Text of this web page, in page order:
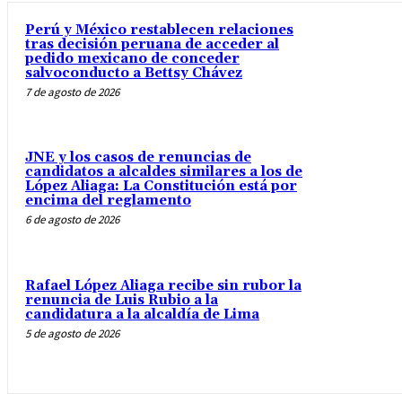
Perú y México restablecen relaciones
tras decisión peruana de acceder al
pedido mexicano de conceder
salvoconducto a Bettsy Chávez
7 de agosto de 2026
JNE y los casos de renuncias de
candidatos a alcaldes similares a los de
López Aliaga: La Constitución está por
encima del reglamento
6 de agosto de 2026
Rafael López Aliaga recibe sin rubor la
renuncia de Luis Rubio a la
candidatura a la alcaldía de Lima
5 de agosto de 2026